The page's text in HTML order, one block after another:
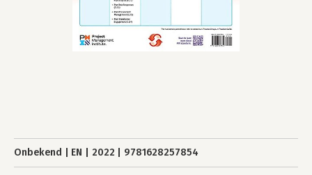
Onbekend EN 2022 9781628257854